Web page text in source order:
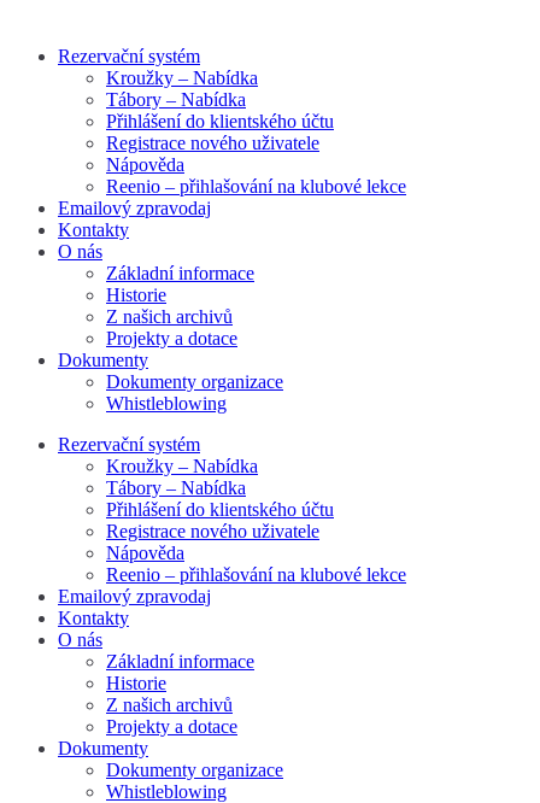
Rezervační systém
Kroužky – Nabídka
Tábory – Nabídka
Přihlášení do klientského účtu
Registrace nového uživatele
Nápověda
Reenio – přihlašování na klubové lekce
Emailový zpravodaj
Kontakty
O nás
Základní informace
Historie
Z našich archivů
Projekty a dotace
Dokumenty
Dokumenty organizace
Whistleblowing
Rezervační systém
Kroužky – Nabídka
Tábory – Nabídka
Přihlášení do klientského účtu
Registrace nového uživatele
Nápověda
Reenio – přihlašování na klubové lekce
Emailový zpravodaj
Kontakty
O nás
Základní informace
Historie
Z našich archivů
Projekty a dotace
Dokumenty
Dokumenty organizace
Whistleblowing